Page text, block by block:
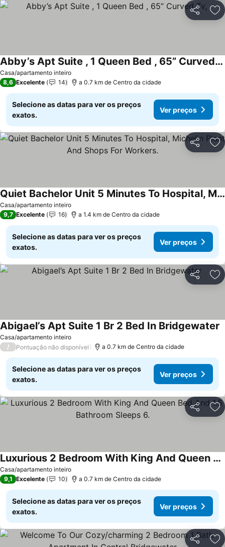
Partilhar
Casa/apartamento inteiro
Abby’s Apt Suite , 1 Queen Bed , 65” Curved Tv,
8,6 Excelente 14 a 0.7 km de Centro da cidade
Selecione as datas para ver os preços
exatos.
Ver preços
Partilhar
Casa/apartamento inteiro
Quiet Bachelor Unit 5 Minutes To Hospital, Michelin Plant And Shops For Workers.
9,7 Excelente 16 a 1.4 km de Centro da cidade
Selecione as datas para ver os preços
exatos.
Ver preços
Partilhar
Casa/apartamento inteiro
Abigael’s Apt Suite 1 Br 2 Bed In Bridgewater
/ Pontuação não disponível a 0.7 km de Centro da cidade
Selecione as datas para ver os preços
exatos.
Ver preços
Partilhar
Casa/apartamento inteiro
Luxurious 2 Bedroom With King And Queen Bed And 1.5 Bathroom Sleeps 6.
9,1 Excelente 10 a 0.7 km de Centro da cidade
Selecione as datas para ver os preços
exatos.
Ver preços
Partilhar